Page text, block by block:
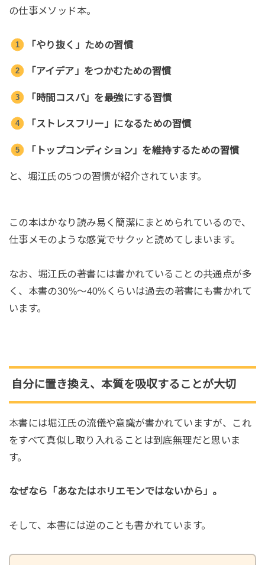
の仕事メソッド本。
「やり抜く」ための習慣
「アイデア」をつかむための習慣
「時間コスパ」を最強にする習慣
「ストレスフリー」になるための習慣
「トップコンディション」を維持するための習慣
と、堀江氏の5つの習慣が紹介されています。
この本はかなり読み易く簡潔にまとめられているので、
仕事メモのような感覚でサクッと読めてしまいます。
なお、堀江氏の著書には書かれていることの共通点が多
く、本書の30%～40%くらいは過去の著書にも書かれて
います。
自分に置き換え、本質を吸収することが大切
本書には堀江氏の流儀や意識が書かれていますが、これ
をすべて真似し取り入れることは到底無理だと思いま
す。
なぜなら「あなたはホリエモンではないから」。
そして、本書には逆のことも書かれています。